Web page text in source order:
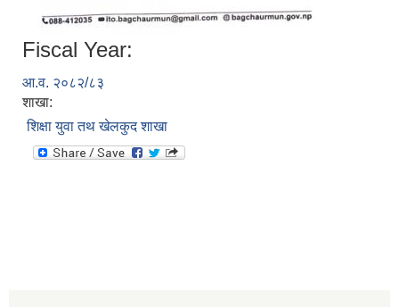
Fiscal Year:
आ.व. २०८२/८३
शाखा:
शिक्षा युवा तथ खेलकुद शाखा